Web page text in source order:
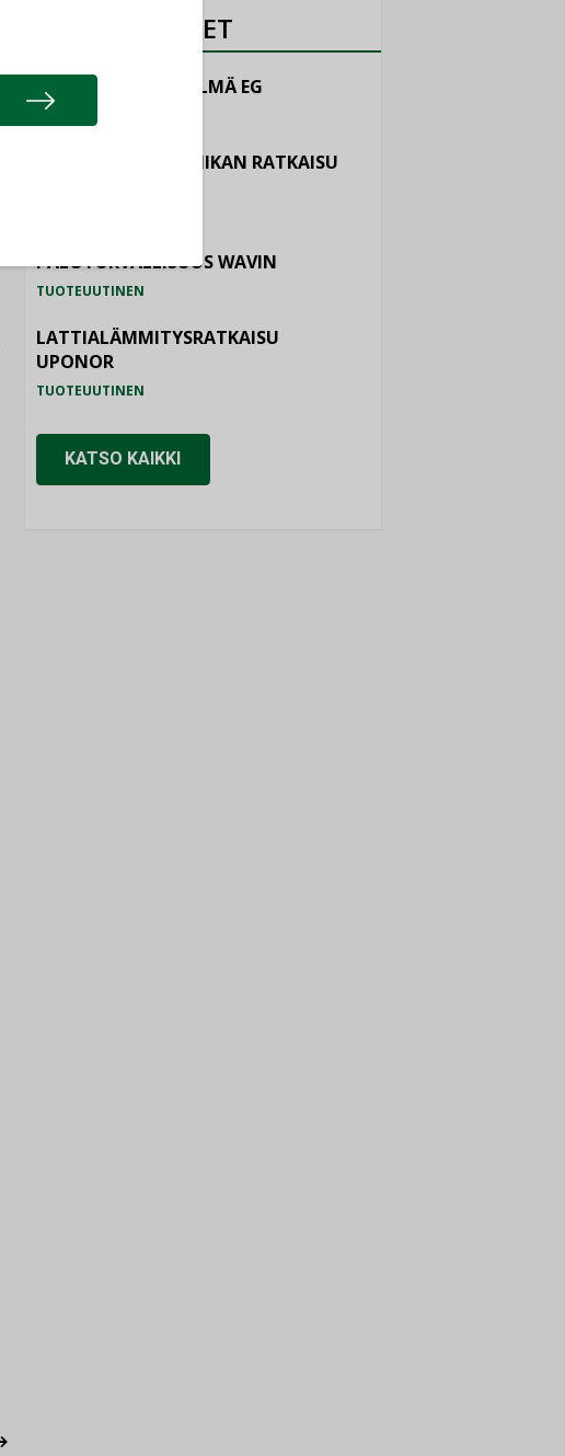
TUOTEUUTISET
HALLINTAJÄRJESTELMÄ EG
TUOTEUUTINEN
ILMASTOINTITEKNIIKAN RATKAISU
PALOTURVALLISUUS WAVIN
TUOTEUUTINEN
LATTIALÄMMITYSRATKAISU
UPONOR
TUOTEUUTINEN
KATSO KAIKKI